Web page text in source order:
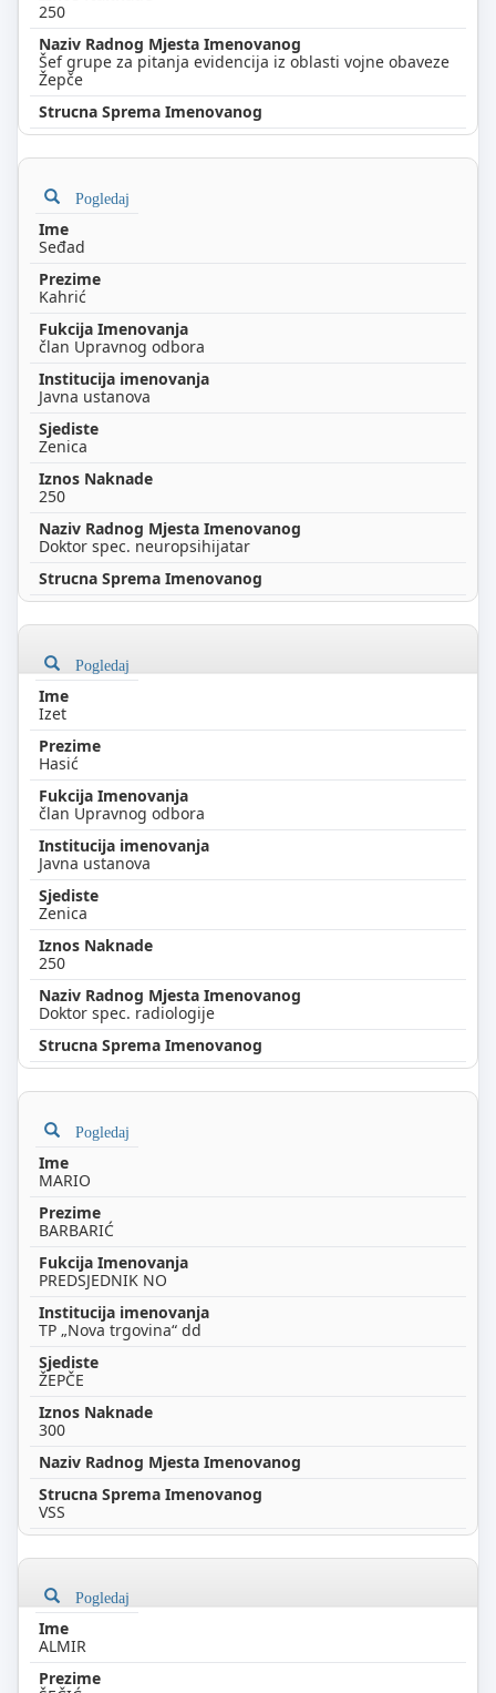
250
Šef grupe za pitanja evidencija iz oblasti vojne obaveze
Žepče
Pogledaj
Seđad
Kahrić
član Upravnog odbora
Javna ustanova
Zenica
250
Doktor spec. neuropsihijatar
Pogledaj
Izet
Hasić
član Upravnog odbora
Javna ustanova
Zenica
250
Doktor spec. radiologije
Pogledaj
MARIO
BARBARIĆ
PREDSJEDNIK NO
TP „Nova trgovina“ dd
ŽEPČE
300
VSS
Pogledaj
ALMIR